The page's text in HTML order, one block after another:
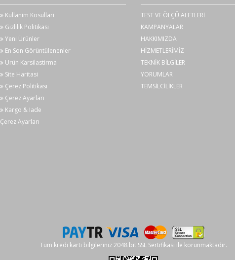
Kullanim Kosullari
Gizlilik Politikasi
Yeni Ürünler
En Son Görüntülenenler
Ürün Karsilastirma
Site Haritasi
Çerez Politikası
Çerez Ayarları
Kargo & Iade
Çerez Ayarları
TEST VE ÖLÇÜ ALETLERİ
KAMPANYALAR
HAKKIMIZDA
HİZMETLERİMİZ
TEKNİK BİLGİLER
YORUMLAR
TEMSİLCİLİKLER
Tüm kredi karti bilgileriniz 2048 bit SSL Sertifikasi ile korunmaktadir.